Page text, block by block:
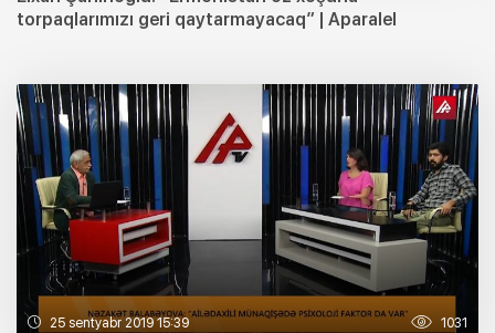
torpaqlarımızı geri qaytarmayacaq” | Aparalel
25 sentyabr 2019 15:39 1031